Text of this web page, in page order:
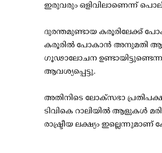
ഇരുവരും ഒളിവിലാണെന്ന്
ദുരന്തമുണ്ടായ കരൂരിലേക്ക്
കരൂരില്‍ പോകാന്‍ അനുമതി
ഗൂഢാലോചന
ആവശ്യപ്പെട്ടു.
അതിനിടെ ലോക്‌സഭാ
ടിവികെ റാലിയില്‍ ആളുകള്‍
രാഷ്ട്രീയ ലക്ഷ്യം